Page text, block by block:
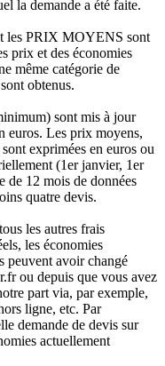
la demande a été faite.
les PRIX MOYENS sont
prix et des économies
même catégorie de
obtenus.
sont mis à jour
euros. Les prix moyens,
exprimées en euros ou
(1er janvier, 1er
de 12 mois de données
quatre devis.
les autres frais
les économies
peuvent avoir changé
ou depuis que vous avez
part via, par exemple,
ligne, etc. Par
demande de devis sur
actuellement